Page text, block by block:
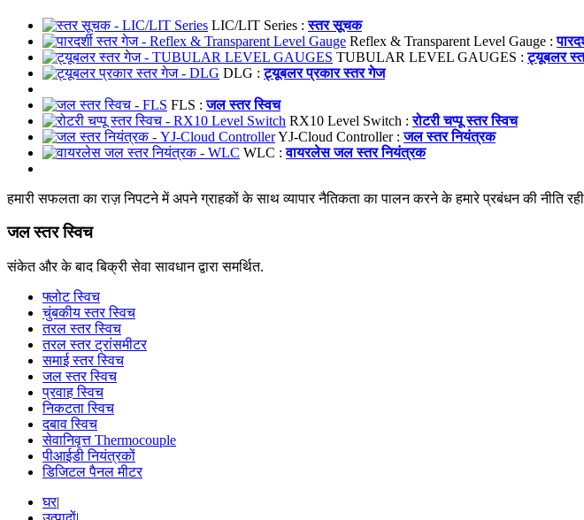
LIC/LIT Series :स्तर सूचक
Reflex & Transparent Level Gauge :
TUBULAR LEVEL GAUGES :ट्यूबलर
DLG :ट्यूबलर प्रकार स्तर गेज
FLS :जल स्तर स्विच
RX10 Level Switch :रोटरी चप्पू स्तर स्विच
YJ-Cloud Controller :जल स्तर नियंत्रक
WLC :वायरलेस जल स्तर नियंत्रक
हमारी सफलता का राज़ निपटने में अपने ग्राहकों के साथ व्यापार नैतिकता का पालन करने के हमारे प्रबंधन की नीति
जल स्तर स्विच
संकेत और के बाद बिक्री सेवा सावधान द्वारा समर्थित.
फ्लोट स्विच
चुंबकीय स्तर स्विच
तरल स्तर स्विच
तरल स्तर ट्रांसमीटर
समाई स्तर स्विच
जल स्तर स्विच
प्रवाह स्विच
निकटता स्विच
दबाव स्विच
सेवानिवृत्त Thermocouple
पीआईडी नियंत्रकों
डिजिटल पैनल मीटर
घर|